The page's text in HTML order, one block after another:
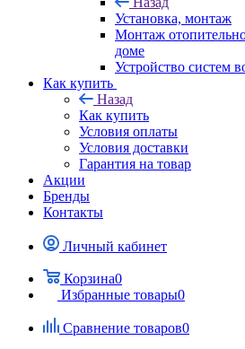
Установка, монтаж
Монтаж
доме
Устройство систем
Как купить
Назад
Как купить
Условия оплаты
Условия доставки
Гарантия на товар
Акции
Бренды
Контакты
Личный кабинет
Корзина0
Избранные товары0
Сравнение товаров0